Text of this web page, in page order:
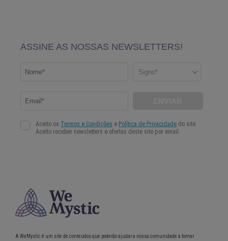
A WeMystic é um site de conteúdos que poderão ajudar a nossa comunidade a tomar